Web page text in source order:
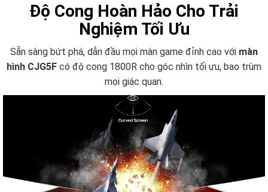
Độ Cong Hoàn Hảo Cho Trải
Nghiệm Tối Ưu
Sẵn sàng bứt phá, dẫn đầu mọi màn game đỉnh cao với màn
hình CJG5F có độ cong 1800R cho góc nhìn tối ưu, bao trùm
mọi giác quan.